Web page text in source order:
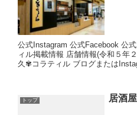
公式Instagram 公式Facebook 公
ィル掲載情報 店舗情報(令和５年
久✾コラティル ブログまたは
トップ 居酒